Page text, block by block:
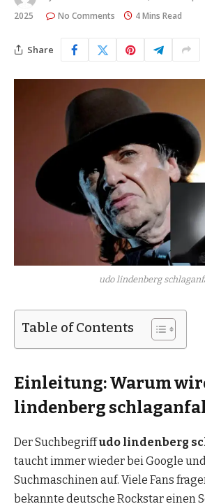
2025
No Comments 4 Mins Read
Share
udo lindenberg
Table of Contents
Einleitung: Warum
lindenberg
Der Suchbegriffudo lindenberg
taucht immer wieder bei Google
Suchmaschinen auf. Viele Fans
bekannte deutsche Rockstar einen